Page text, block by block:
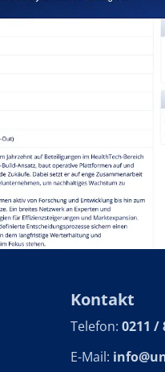
Kontakt
Telefon: 0211 /
E-Mail: